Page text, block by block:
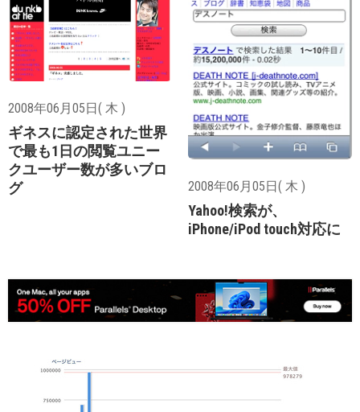
2008年06月05日( 木 )
ギネスに認定された世界
で最も1日の閲覧ユニー
クユーザー数が多いブロ
グ
2008年06月05日( 木 )
Yahoo!検索が、
iPhone/iPod touch対応に